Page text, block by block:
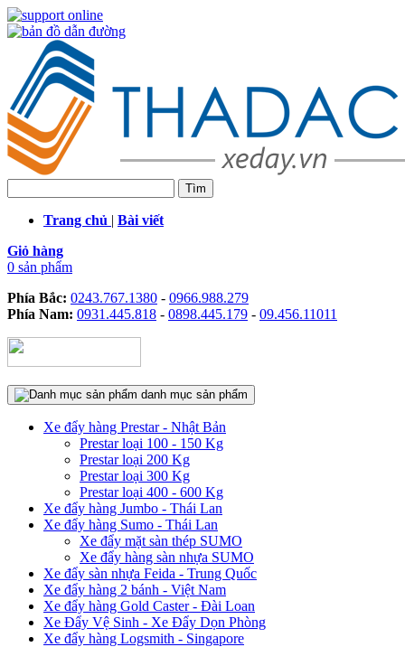
Trang chủ | Bài viết
Giỏ hàng
0 sản phẩm
Phía Bắc: 0243.767.1380 - 0966.988.279
Phía Nam: 0931.445.818 - 0898.445.179 - 09.456.11011
danh mục sản phẩm
Xe đẩy hàng Prestar - Nhật Bản
Prestar loại 100 - 150 Kg
Prestar loại 200 Kg
Prestar loại 300 Kg
Prestar loại 400 - 600 Kg
Xe đẩy hàng Jumbo - Thái Lan
Xe đẩy hàng Sumo - Thái Lan
Xe đẩy mặt sàn thép SUMO
Xe đẩy hàng sàn nhựa SUMO
Xe đẩy sàn nhựa Feida - Trung Quốc
Xe đẩy hàng 2 bánh - Việt Nam
Xe đẩy hàng Gold Caster - Đài Loan
Xe Đẩy Vệ Sinh - Xe Đẩy Dọn Phòng
Xe đẩy hàng Logsmith - Singapore